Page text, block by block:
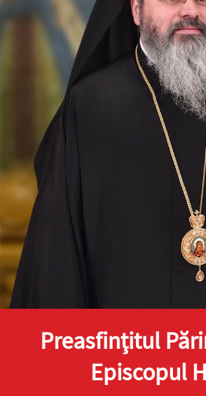
Preasfinţitul
Episcopul